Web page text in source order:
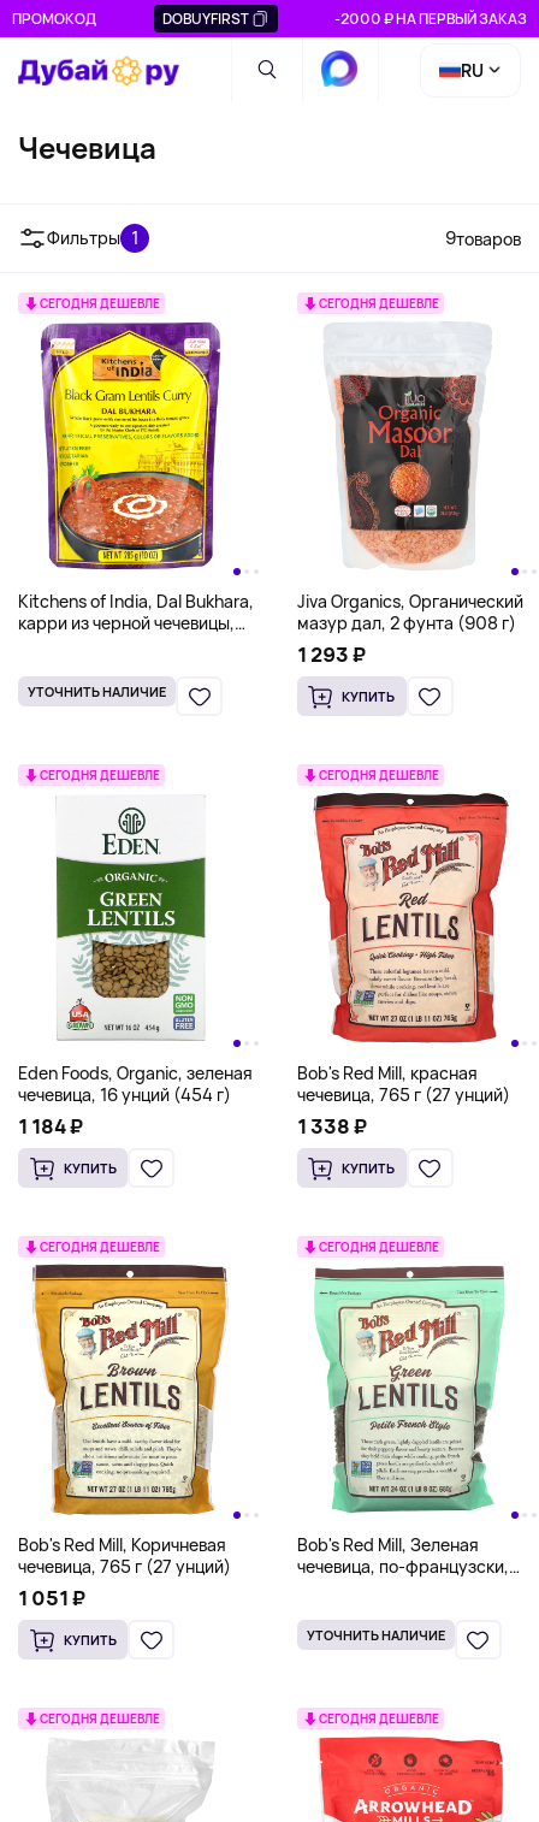
ПРОМОКОД DOBUYFIRST -2000 ₽ НА ПЕРВЫЙ ЗАКАЗ
RU
Чечевица
Фильтры 1 9товаров
СЕГОДНЯ ДЕШЕВЛЕ
Kitchens of India, Dal Bukhara,
карри из черной чечевицы,
УТОЧНИТЬ НАЛИЧИЕ
СЕГОДНЯ ДЕШЕВЛЕ
Jiva Organics, Органический
мазур дал, 2 фунта (908 г)
1 293 ₽
КУПИТЬ
СЕГОДНЯ ДЕШЕВЛЕ
Eden Foods, Organic, зеленая
чечевица, 16 унций (454 г)
1 184 ₽
КУПИТЬ
СЕГОДНЯ ДЕШЕВЛЕ
Bob's Red Mill, красная
чечевица, 765 г (27 унций)
1 338 ₽
КУПИТЬ
СЕГОДНЯ ДЕШЕВЛЕ
Bob's Red Mill, Коричневая
чечевица, 765 г (27 унций)
1 051 ₽
КУПИТЬ
СЕГОДНЯ ДЕШЕВЛЕ
Bob's Red Mill, Зеленая
чечевица, по-французски,
УТОЧНИТЬ НАЛИЧИЕ
СЕГОДНЯ ДЕШЕВЛЕ СЕГОДНЯ ДЕШЕВЛЕ